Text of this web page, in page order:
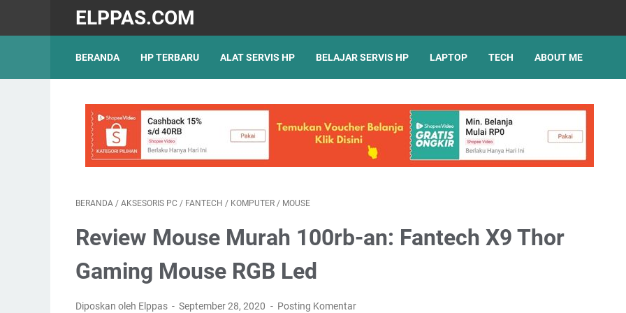
ELPPAS.COM
BERANDA HP TERBARU ALAT SERVIS HP BELAJAR SERVIS HP LAPTOP TECH ABOUT ME
BERANDA / AKSESORIS PC / FANTECH / KOMPUTER / MOUSE
Review Mouse Murah 100rb-an: Fantech X9 Thor
Gaming Mouse RGB Led
Diposkan oleh Elppas September 28, 2020 Posting Komentar